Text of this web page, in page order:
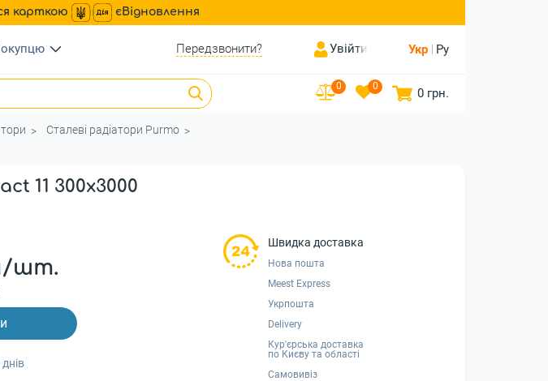
карткою єВідновлення
Передзвонити? Увійти Укр Ру
0 0 0 грн.
Сталеві радіатори Purmo
11 300x3000
шт.
Швидка доставка
Нова пошта
Meest Express
Укрпошта
Delivery
Кур'єрська доставка
по Києву та області
Самовивіз